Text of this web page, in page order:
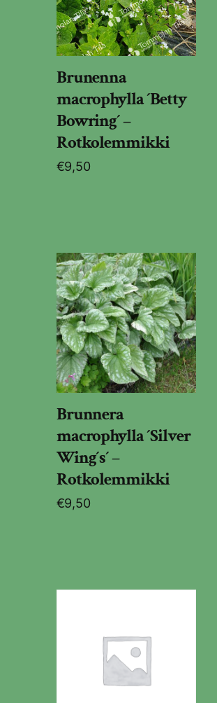
Brunenna
macrophylla ´Betty
Bowring´ –
Rotkolemmikki
€9,50
Brunnera
macrophylla ´Silver
Wing´s´ –
Rotkolemmikki
€9,50